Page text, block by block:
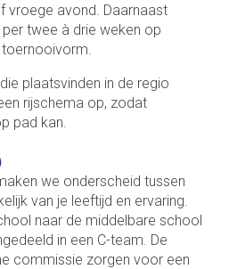
vroege avond. Daarnaast
twee à drie weken op
plaatsvinden in de regio
rijschema op, zodat
pad kan.
we onderscheid tussen
van je leeftijd en ervaring.
naar de middelbare school
in een C-team. De
commissie zorgen voor een